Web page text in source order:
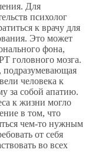
Для
психолог
к врачу для
Это может
фона,
головного мозга.
подразумевающая
человека к
за собой апатию.
к жизни могло
в том, что
чем-то нужным
от себя
во всех